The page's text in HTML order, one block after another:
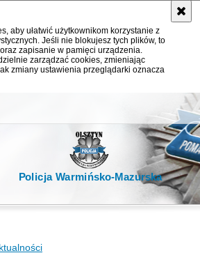
aby ułatwić użytkownikom korzystanie z
Jeśli nie blokujesz tych plików, to
zapisanie w pamięci urządzenia.
zarządzać cookies, zmieniając
zmiany ustawienia przeglądarki oznacza
Policja Warmińsko-Mazurska